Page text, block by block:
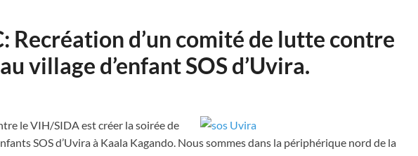
Recréation d’un comité de lutte contre
village d’enfant SOS d’Uvira.
le VIH/SIDA est créer la soirée de
SOS d’Uvira à Kaala Kagando. Nous sommes dans la périphérique nord de la